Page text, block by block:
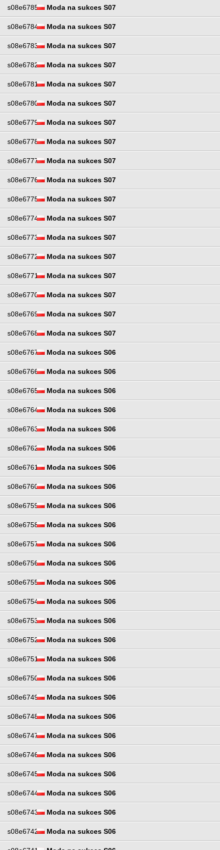
s08e6785 Moda na sukces S07
s08e6784 Moda na sukces S07
s08e6783 Moda na sukces S07
s08e6782 Moda na sukces S07
s08e6781 Moda na sukces S07
s08e6780 Moda na sukces S07
s08e6779 Moda na sukces S07
s08e6778 Moda na sukces S07
s08e6777 Moda na sukces S07
s08e6776 Moda na sukces S07
s08e6775 Moda na sukces S07
s08e6774 Moda na sukces S07
s08e6773 Moda na sukces S07
s08e6772 Moda na sukces S07
s08e6771 Moda na sukces S07
s08e6770 Moda na sukces S07
s08e6769 Moda na sukces S07
s08e6768 Moda na sukces S07
s08e6767 Moda na sukces S06
s08e6766 Moda na sukces S06
s08e6765 Moda na sukces S06
s08e6764 Moda na sukces S06
s08e6763 Moda na sukces S06
s08e6762 Moda na sukces S06
s08e6761 Moda na sukces S06
s08e6760 Moda na sukces S06
s08e6759 Moda na sukces S06
s08e6758 Moda na sukces S06
s08e6757 Moda na sukces S06
s08e6756 Moda na sukces S06
s08e6755 Moda na sukces S06
s08e6754 Moda na sukces S06
s08e6753 Moda na sukces S06
s08e6752 Moda na sukces S06
s08e6751 Moda na sukces S06
s08e6750 Moda na sukces S06
s08e6749 Moda na sukces S06
s08e6748 Moda na sukces S06
s08e6747 Moda na sukces S06
s08e6746 Moda na sukces S06
s08e6745 Moda na sukces S06
s08e6744 Moda na sukces S06
s08e6743 Moda na sukces S06
s08e6742 Moda na sukces S06